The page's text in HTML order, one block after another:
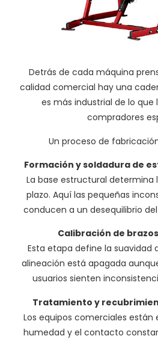
Detrás de cada máquina
calidad comercial hay una
es más industrial de lo que
compradores
Un proceso de
Formación y soldadura de
La base estructural determina
plazo. Aquí las pequeñas
conducen a un desequilibrio
Calibración de
Esta etapa define la suavidad
alineación está apagada
usuarios sienten
Tratamiento y
Los equipos comerciales están
humedad y el contacto